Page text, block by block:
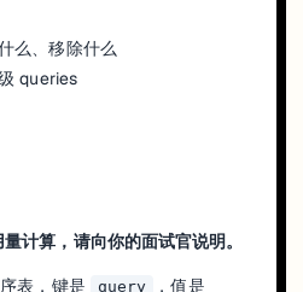
么、移除什么
queries
计算，请向你的面试官说明。
表，键是 query ，值是